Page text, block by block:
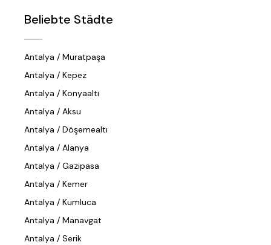
Beliebte Städte
Antalya / Muratpaşa
Antalya / Kepez
Antalya / Konyaaltı
Antalya / Aksu
Antalya / Döşemealtı
Antalya / Alanya
Antalya / Gazipasa
Antalya / Kemer
Antalya / Kumluca
Antalya / Manavgat
Antalya / Serik